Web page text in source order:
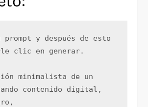
prompt y después de esto
clic en generar.
minimalista de un
contenido digital,